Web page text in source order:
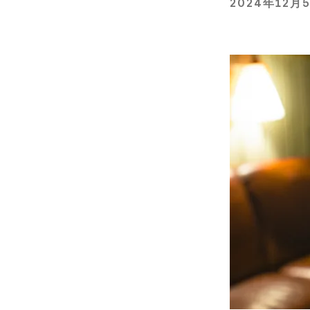
2024年12月